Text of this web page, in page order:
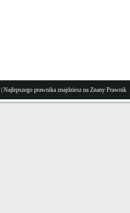
| Najlepszego prawnika znajdziesz na Znany Prawnik